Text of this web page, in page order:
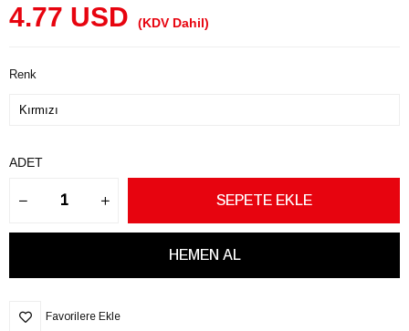
4.77 USD (KDV Dahil)
Renk
ADET
Favorilere Ekle